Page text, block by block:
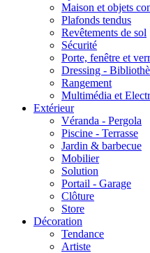
Maison et objets
Plafonds tendus
Revêtements de sol
Sécurité
Porte, fenêtre et
Dressing -
Rangement
Multimédia et
Extérieur
Véranda - Pergola
Piscine - Terrasse
Jardin & barbecue
Mobilier
Solution
Portail - Garage
Clôture
Store
Décoration
Tendance
Artiste